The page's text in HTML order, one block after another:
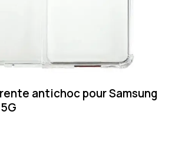
antichoc pour Samsung